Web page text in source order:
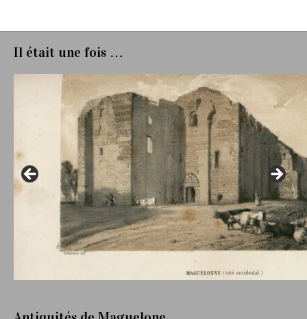
Il était une fois …